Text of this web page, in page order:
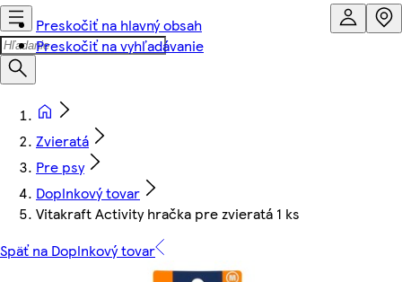
Preskočiť na hlavný obsah
Preskočiť na vyhľadávanie
Zvieratá
Pre psy
Doplnkový tovar
Vitakraft Activity hračka pre zvieratá 1 ks
Späť na Doplnkový tovar